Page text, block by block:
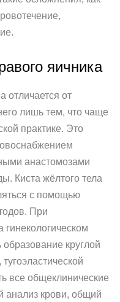
яичника
отличается от
лишь тем, что чаще
практике. Это
анастомозами
Киста жёлтого тела
с помощью
При
круглой
все общеклинические
анализ крови, общий